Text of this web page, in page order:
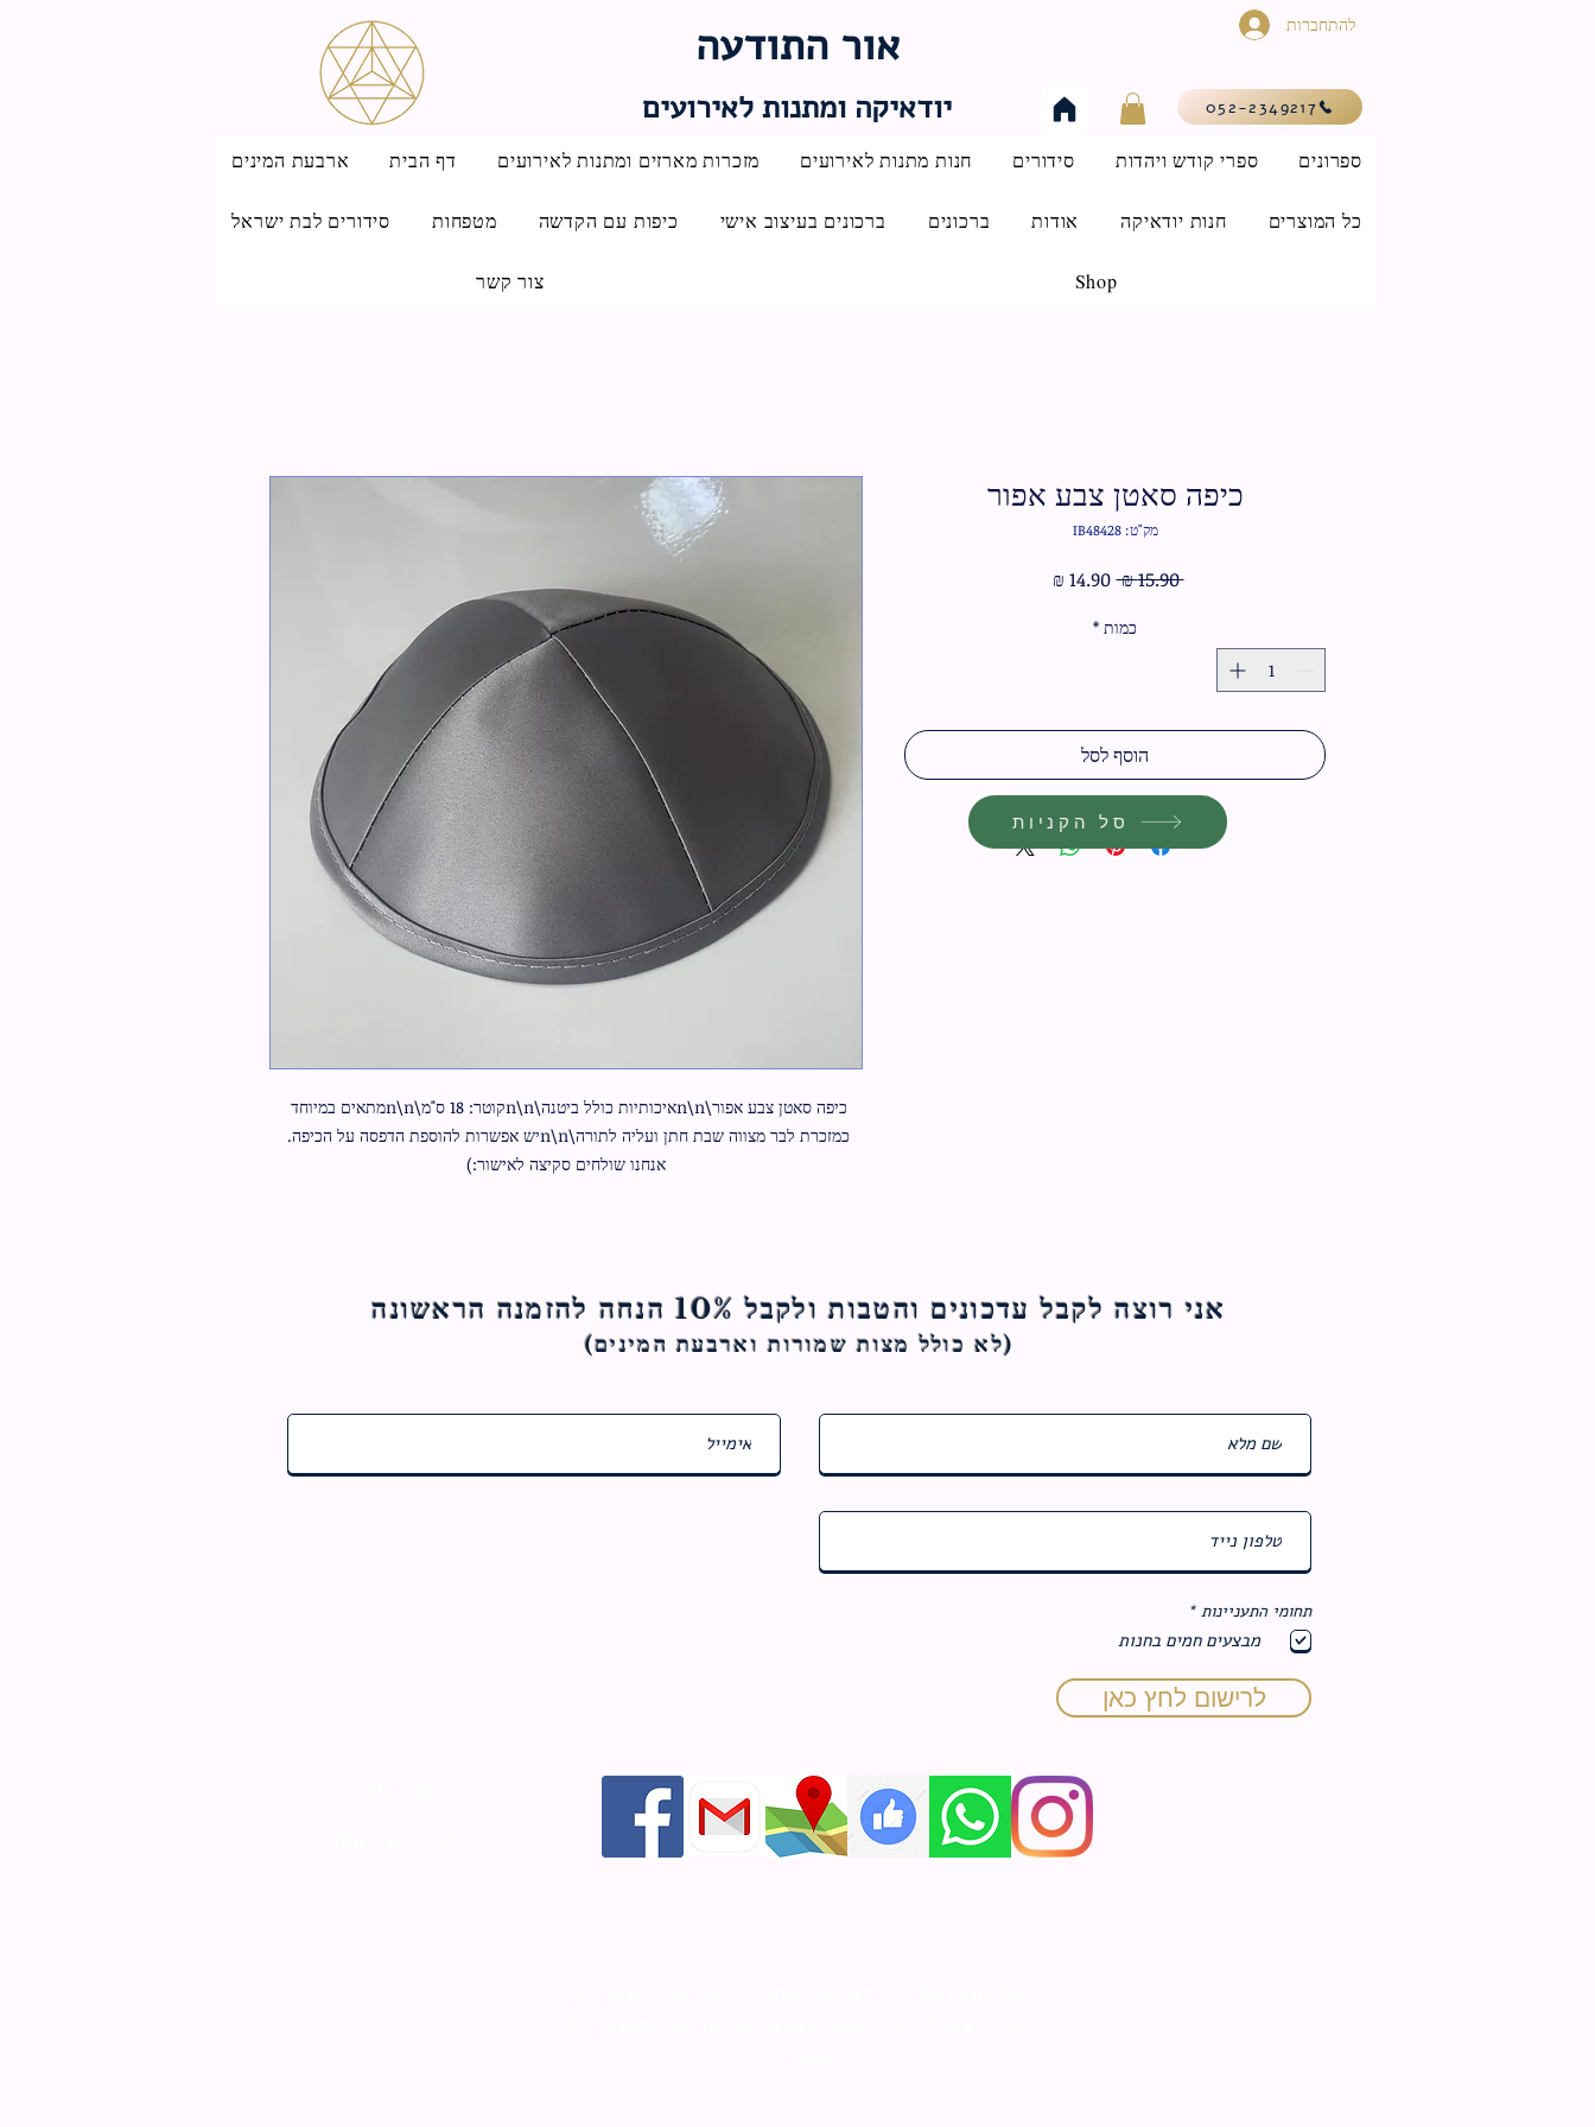
אור התודעה
יודאיקה ומתנות לאירועים
להתחברות
052-2349217
ארבעת המינים דף הבית מזכרות מארזים ומתנות לאירועים חנות מתנות לאירועים סידורים ספרי קודש ויהדות ספרונים
סידורים לבת ישראל מטפחות כיפות עם הקדשה ברכונים בעיצוב אישי ברכונים אודות חנות יודאיקה כל המוצרים
צור קשר Shop
אנחנו שולחים סקיצה לאישור:)
כיפה סאטן צבע אפור
מק"ט: IB48428
‏15.90 ‏₪
מחיר
‏14.90 ‏₪
כמות *
הוסף לסל
סל הקניות
אני רוצה לקבל עדכונים והטבות ולקבל 10% הנחה להזמנה הראשונה
(לא כולל מצות שמורות וארבעת המינים)
תחומי התעניינות *
ב
מבצעים חמים בחנות
לרישום לחץ כאן